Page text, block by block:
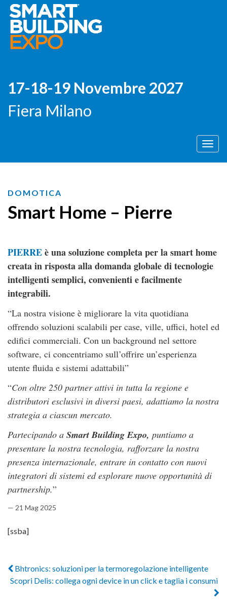
17-18-19 Novembre 2027
Fiera Milano
Menù
DOMOTICA
Smart Home – Pierre
PIERREè una soluzione completa per la smart home
creata in risposta alla domanda globale di tecnologie
intelligenti semplici, convenienti e facilmente
integrabili.
“La nostra visione è migliorare la vita quotidiana
offrendo soluzioni scalabili per case, ville, uffici, hotel ed
edifici commerciali. Con un background nel settore
software, ci concentriamo sull’offrire un’esperienza
utente fluida e sistemi adattabili”
“Con oltre 250 partner attivi in ​​tutta la regione e
distributori esclusivi in ​​diversi paesi, adattiamo la nostra
strategia a ciascun mercato.
Partecipando a Smart Building Expo, puntiamo a
presentare la nostra tecnologia, rafforzare la nostra
presenza internazionale, entrare in contatto con nuovi
integratori di sistemi ed esplorare nuove opportunità di
partnership.”
— 21 Mag 2025
[ssba]
Bhtronics: soluzioni per la termoregolazione intelligente
Scopri Delis: collega ogni device in un click e taglia i consumi